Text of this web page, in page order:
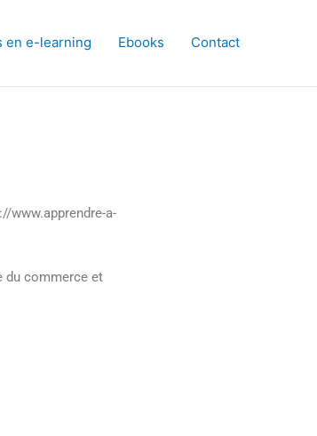
en e-learning Ebooks Contact
www.apprendre-a-
du commerce et